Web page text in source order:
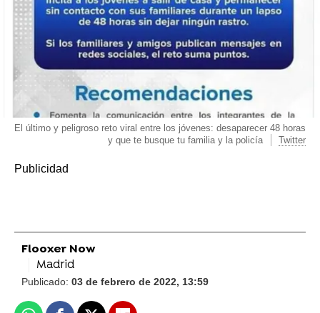
El último y peligroso reto viral entre los jóvenes: desaparecer 48 horas
y que te busque tu familia y la policía
Twitter
Flooxer Now
Madrid
Publicado: 03 de febrero de 2022, 13:59